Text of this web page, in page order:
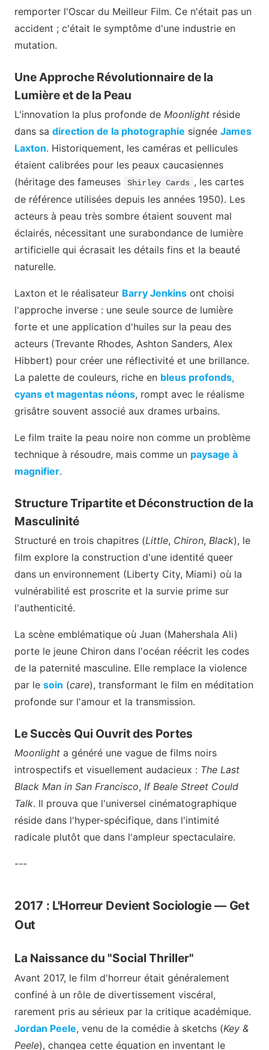
remporter l'Oscar du Meilleur Film. Ce n'était pas un
accident ; c'était le symptôme d'une industrie en
mutation.
Une Approche Révolutionnaire de la
Lumière et de la Peau
L'innovation la plus profonde de Moonlight réside
dans sa direction de la photographie signée James
Laxton. Historiquement, les caméras et pellicules
étaient calibrées pour les peaux caucasiennes
(héritage des fameuses
Shirley Cards , les cartes
de référence utilisées depuis les années 1950). Les
acteurs à peau très sombre étaient souvent mal
éclairés, nécessitant une surabondance de lumière
artificielle qui écrasait les détails fins et la beauté
naturelle.
Laxton et le réalisateur Barry Jenkins ont choisi
l'approche inverse : une seule source de lumière
forte et une application d'huiles sur la peau des
acteurs (Trevante Rhodes, Ashton Sanders, Alex
Hibbert) pour créer une réflectivité et une brillance.
La palette de couleurs, riche en bleus profonds,
cyans et magentas néons, rompt avec le réalisme
grisâtre souvent associé aux drames urbains.
Le film traite la peau noire non comme un problème
technique à résoudre, mais comme un paysage à
magnifier.
Structure Tripartite et Déconstruction de la
Masculinité
Structuré en trois chapitres (Little, Chiron, Black), le
film explore la construction d'une identité queer
dans un environnement (Liberty City, Miami) où la
vulnérabilité est proscrite et la survie prime sur
l'authenticité.
La scène emblématique où Juan (Mahershala Ali)
porte le jeune Chiron dans l'océan réécrit les codes
de la paternité masculine. Elle remplace la violence
par le soin (care), transformant le film en méditation
profonde sur l'amour et la transmission.
Le Succès Qui Ouvrit des Portes
Moonlight a généré une vague de films noirs
introspectifs et visuellement audacieux : The Last
Black Man in San Francisco, If Beale Street Could
Talk. Il prouva que l'universel cinématographique
réside dans l'hyper-spécifique, dans l'intimité
radicale plutôt que dans l'ampleur spectaculaire.
---
2017 : L'Horreur Devient Sociologie — Get
Out
La Naissance du "Social Thriller"
Avant 2017, le film d'horreur était généralement
confiné à un rôle de divertissement viscéral,
rarement pris au sérieux par la critique académique.
Jordan Peele, venu de la comédie à sketchs (Key &
Peele), changea cette équation en inventant le